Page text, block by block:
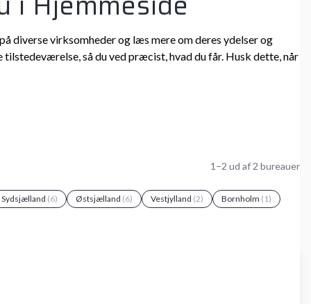
diverse virksomheder og læs mere om deres ydelser og
så du ved præcist, hvad du får. Husk dette, når
1–2 ud af 2 bureauer
Sydsjælland (6) Østsjælland (6) Vestjylland (2) Bornholm (1)